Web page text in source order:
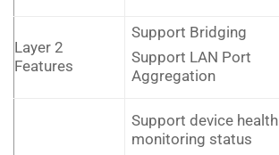
Layer 2
Features
Support Bridging
Support LAN Port
Aggregation
Support device health
monitoring status